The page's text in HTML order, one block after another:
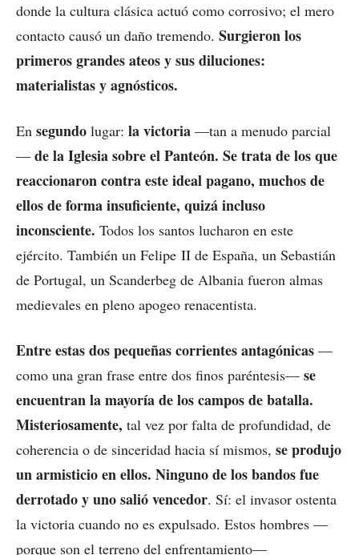
donde la cultura clásica actuó como corrosivo; el mero
contacto causó un daño tremendo. Surgieron los
primeros grandes ateos y sus diluciones:
materialistas y agnósticos.
En segundo lugar: la victoria —tan a menudo parcial
— de la Iglesia sobre el Panteón. Se trata de los que
reaccionaron contra este ideal pagano, muchos de
ellos de forma insuficiente, quizá incluso
inconsciente. Todos los santos lucharon en este
ejército. También un Felipe II de España, un Sebastián
de Portugal, un Scanderbeg de Albania fueron almas
medievales en pleno apogeo renacentista.
Entre estas dos pequeñas corrientes antagónicas —
como una gran frase entre dos finos paréntesis— se
encuentran la mayoría de los campos de batalla.
Misteriosamente, tal vez por falta de profundidad, de
coherencia o de sinceridad hacia sí mismos, se produjo
un armisticio en ellos. Ninguno de los bandos fue
derrotado y uno salió vencedor. Sí: el invasor ostenta
la victoria cuando no es expulsado. Estos hombres —
porque son el terreno del enfrentamiento—